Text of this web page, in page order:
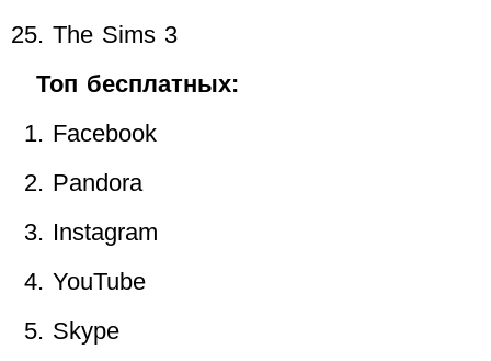
The Sims 3
Топ бесплатных:
Facebook
Pandora
Instagram
YouTube
Skype